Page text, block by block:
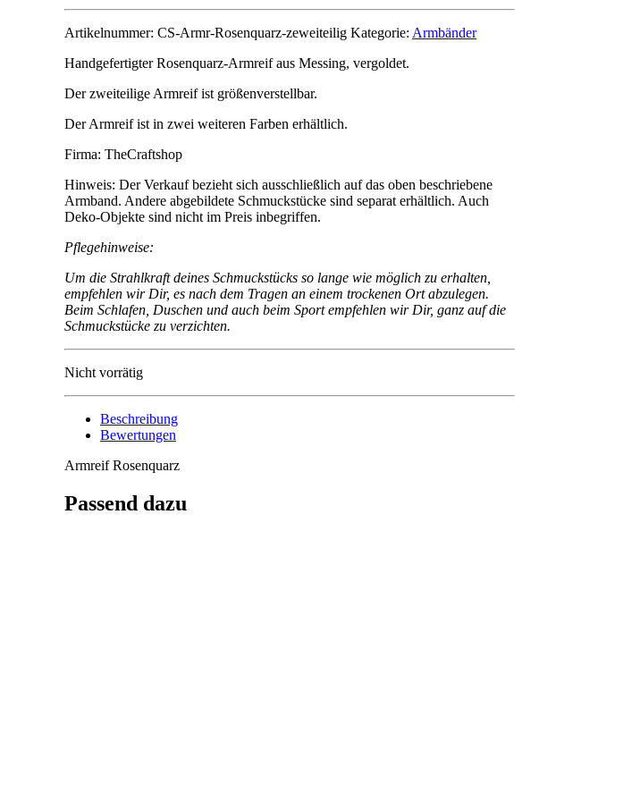
Artikelnummer: CS-Armr-Rosenquarz-zeweiteilig Kategorie: Armbänder
Handgefertigter Rosenquarz-Armreif aus Messing, vergoldet.
Der zweiteilige Armreif ist größenverstellbar.
Der Armreif ist in zwei weiteren Farben erhältlich.
Firma: TheCraftshop
Hinweis: Der Verkauf bezieht sich ausschließlich auf das oben beschriebene
Armband. Andere abgebildete Schmuckstücke sind separat erhältlich. Auch
Deko-Objekte sind nicht im Preis inbegriffen.
Pflegehinweise:
Um die Strahlkraft deines Schmuckstücks so lange wie möglich zu erhalten,
empfehlen wir Dir, es nach dem Tragen an einem trockenen Ort abzulegen.
Beim Schlafen, Duschen und auch beim Sport empfehlen wir Dir, ganz auf die
Schmuckstücke zu verzichten.
Nicht vorrätig
Beschreibung
Bewertungen
Armreif Rosenquarz
Passend dazu